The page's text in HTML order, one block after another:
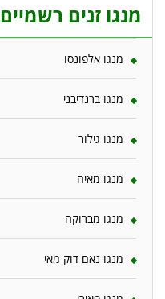
מנגו זנים רשמיים
מנגו אלפונסו
מנגו ברנדיבני
מנגו גילור
מנגו מאיה
מנגו מברוקה
מנגו נאם דוק מאי